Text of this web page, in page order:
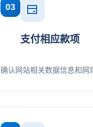
03
支付相应款项
确认网站相关数据信息和网